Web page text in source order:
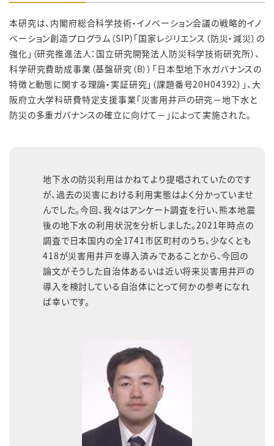
本研究は、内閣府総合科学技術・イノベーション会議の戦略的イノ
ベーション創造プログラム（SIP)「国家レジリエンス（防災・減災）の
強化」（研究推進法人：国立研究開発法人防災科学技術研究所）、
科学研究費助成事業（基盤研究（B））「日本型地下水ガバナンスの
特徴と動態に関する理論・実証研究」（課題番号20H04392）」、大
阪府立大学科研費特定支援事業「災害用井戸の研究－地下水と
防災の多重ガバナンスの確立に向けて－」によって実施された。
地下水の防災利用はかねてより提唱されていたのです
が、過去の災害における利用実態はよく分かっていませ
んでした。今回、我々はアンケート調査を行い、熊本地震
後の地下水の利用状況を分析しました。2021年時点の
調査で日本国内の全1741市区町村のうち、少なくとも
418が災害用井戸を導入済みであることから、今回の
論文がそうした自治体あるいは近い将来災害用井戸の
導入を検討している自治体にとって何かの参考になれ
ば幸いです。